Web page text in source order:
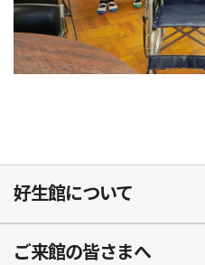
好生館について
ご来館の皆さまへ